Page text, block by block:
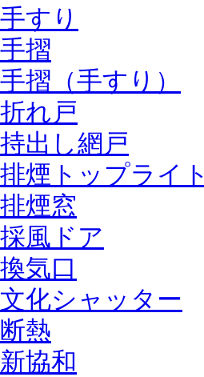
手すり
手摺
手摺（手すり）
折れ戸
持出し網戸
排煙トップライト
排煙窓
採風ドア
換気口
文化シャッター
断熱
新協和